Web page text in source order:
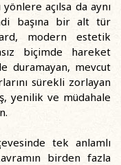
açılsa da aynı
başına bir alt tür
modern estetik
biçimde hareket
duramayan, mevcut
sürekli zorlayan
yenilik ve müdahale
tek anlamlı
birden fazla